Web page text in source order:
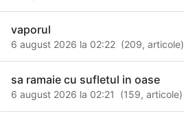
vaporul
6 august 2026 la 02:22 (209,articole)
sa ramaie cu sufletul in oase
6 august 2026 la 02:21 (159,articole)